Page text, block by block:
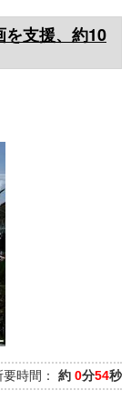
を支援、約10
時間： 約 0分54秒